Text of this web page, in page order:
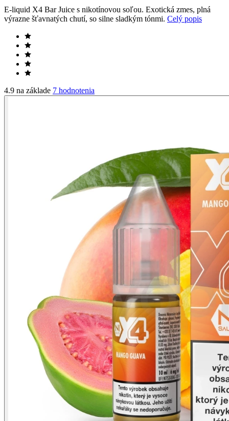
E-liquid X4 Bar Juice s nikotínovou soľou. Exotická zmes, plná
výrazne šťavnatých chutí, so silne sladkým tónmi. Celý popis
4.9 na základe 7 hodnotenia